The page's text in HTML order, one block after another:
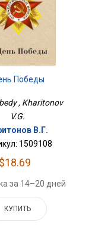
Победы
, Kharitonov
V.G.
В.Г.
1509108
$18.69
за 14–20 дней
КУПИТЬ